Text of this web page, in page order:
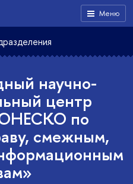
Меню
научно-
центр
по
смежным,